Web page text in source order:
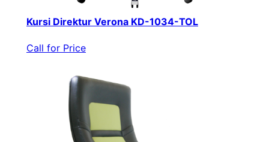
Kursi Direktur Verona KD-1034-TOL
Call for Price